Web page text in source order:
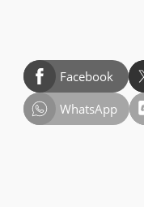
Facebook
WhatsApp